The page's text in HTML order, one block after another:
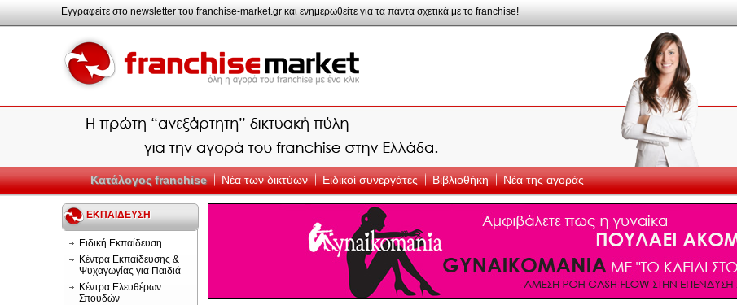
Κατάλογος franchise Νέα των δικτύων Ειδικοί συνεργάτες Βιβλιοθήκη Νέα της αγοράς
ΕΚΠΑΙΔΕΥΣΗ
Ειδική Εκπαίδευση
Κέντρα Εκπαίδευσης &
Ψυχαγωγίας για Παιδιά
Κέντρα Ελευθέρων
Σπουδών
Εγγραφείτε στο newsletter του franchise-market.gr και ενημερωθείτε για τα πάντα σχετικά με το franchise!